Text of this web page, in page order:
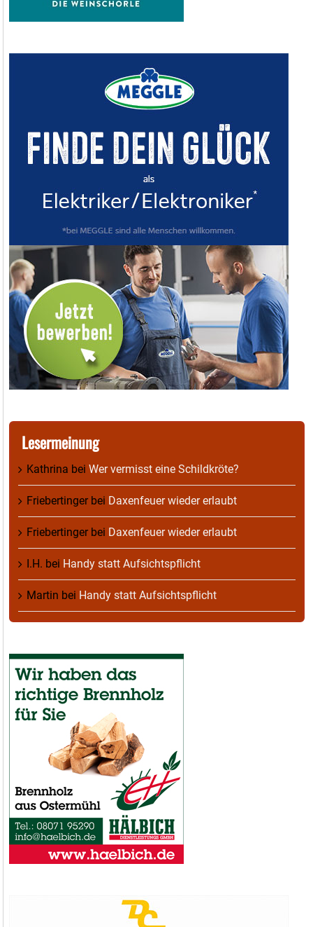
Lesermeinung
Kathrina bei Wer vermisst eine Schildkröte?
Friebertingerbei Daxenfeuer wieder erlaubt
Friebertingerbei Daxenfeuer wieder erlaubt
I.H. bei Handy statt Aufsichtspflicht
Martin bei Handy statt Aufsichtspflicht